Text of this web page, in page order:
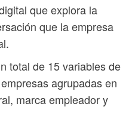
que explora la
que la empresa
total de 15 variables de
agrupadas en
marca empleador y